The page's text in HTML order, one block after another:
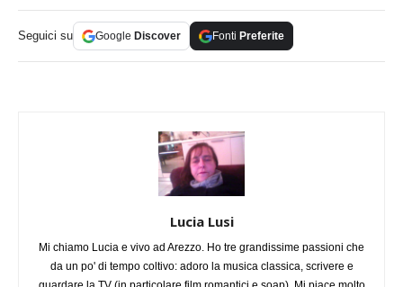
Seguici su Google Discover Fonti Preferite
Lucia Lusi
Mi chiamo Lucia e vivo ad Arezzo. Ho tre grandissime passioni che
da un po' di tempo coltivo: adoro la musica classica, scrivere e